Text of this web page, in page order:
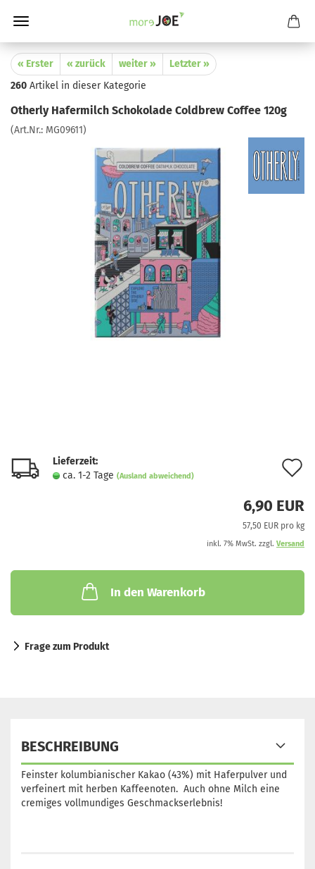
« Erster « zurück weiter »
Letzter »
260 Artikel in dieser Kategorie
Otherly Hafermilch Schokolade Coldbrew Coffee 120g
(Art.Nr.: MG09611)
Lieferzeit:
ca. 1-2 Tage (Ausland abweichend)
6,90 EUR
57,50 EUR pro kg
inkl. 7% MwSt. zzgl. Versand
In den Warenkorb
Frage zum Produkt
BESCHREIBUNG
Feinster kolumbianischer Kakao (43%) mit Haferpulver und
verfeinert mit herben Kaffeenoten. Auch ohne Milch eine
cremiges vollmundiges Geschmackserlebnis!